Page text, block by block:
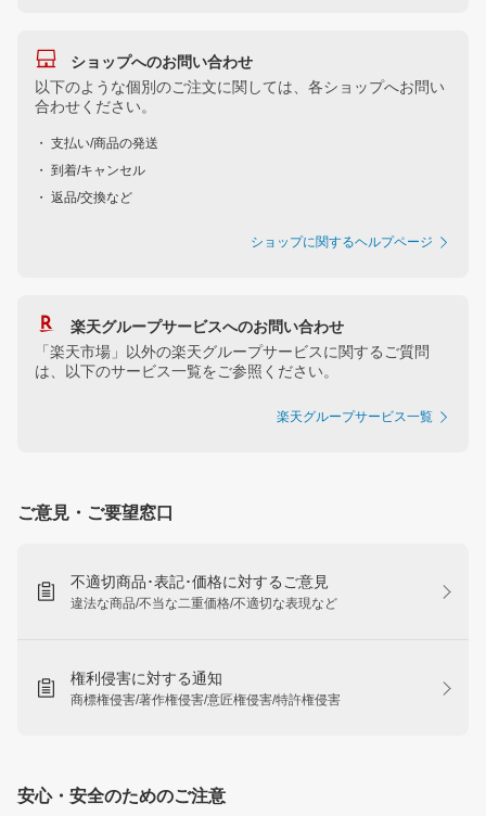
ショップへのお問い合わせ
以下のような個別のご注文に関しては、各ショップへお問い
合わせください。
・ 支払い/商品の発送
・ 到着/キャンセル
・ 返品/交換など
ショップに関するヘルプページ
楽天グループサービスへのお問い合わせ
「楽天市場」以外の楽天グループサービスに関するご質問
は、以下のサービス一覧をご参照ください。
楽天グループサービス一覧
ご意見・ご要望窓口
不適切商品･表記･価格に対するご意見
違法な商品/不当な二重価格/不適切な表現など
権利侵害に対する通知
商標権侵害/著作権侵害/意匠権侵害/特許権侵害
安心・安全のためのご注意